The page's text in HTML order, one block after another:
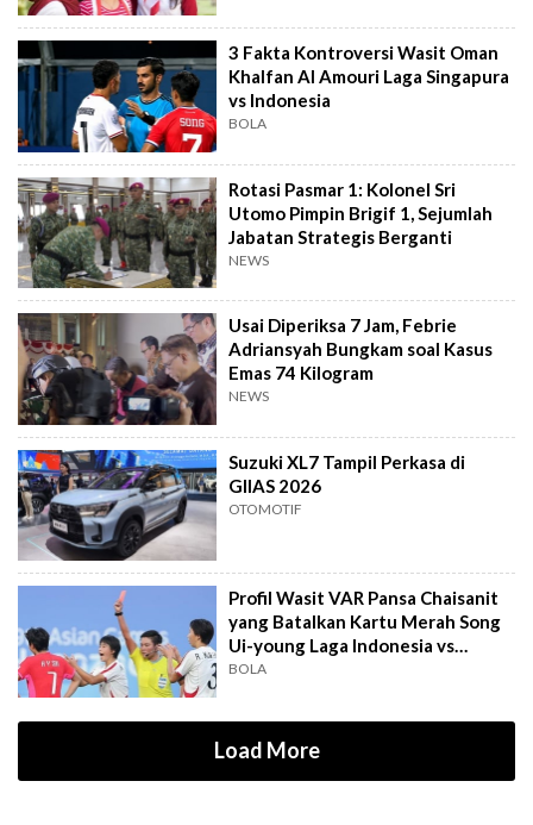
3 Fakta Kontroversi Wasit Oman
Khalfan Al Amouri Laga Singapura
vs Indonesia
BOLA
Rotasi Pasmar 1: Kolonel Sri
Utomo Pimpin Brigif 1, Sejumlah
Jabatan Strategis Berganti
NEWS
Usai Diperiksa 7 Jam, Febrie
Adriansyah Bungkam soal Kasus
Emas 74 Kilogram
NEWS
Suzuki XL7 Tampil Perkasa di
GIIAS 2026
OTOMOTIF
Profil Wasit VAR Pansa Chaisanit
yang Batalkan Kartu Merah Song
Ui-young Laga Indonesia vs
Singapura
BOLA
Load More